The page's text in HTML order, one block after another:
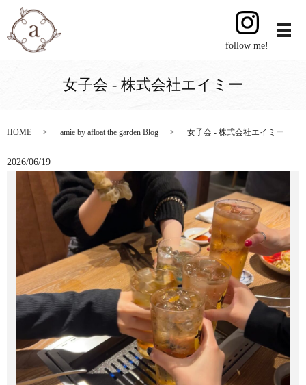
follow me!
女子会 - 株式会社エイミー
HOME amie by afloat the garden Blog 女子会 - 株式会社エイミー
2026/06/19